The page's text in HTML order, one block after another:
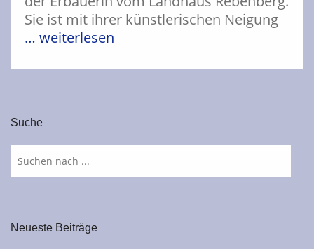
Sie ist mit ihrer künstlerischen Neigung
… weiterlesen
Suche
Neueste Beiträge